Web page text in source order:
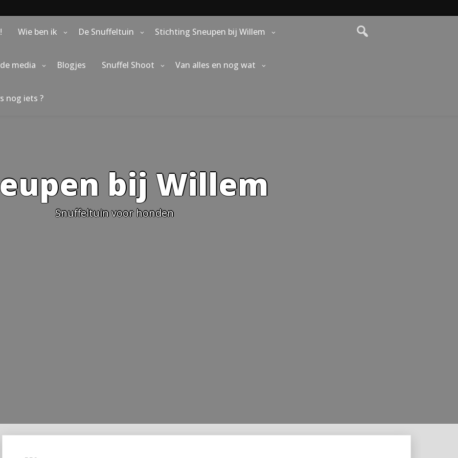
Wie ben ik De Snuffeltuin Stichting Sneupen bij Willem
media Blogjes Snuffel Shoot Van alles en nog wat
nog iets ?
bij Willem
Snuffeltuin voor honden